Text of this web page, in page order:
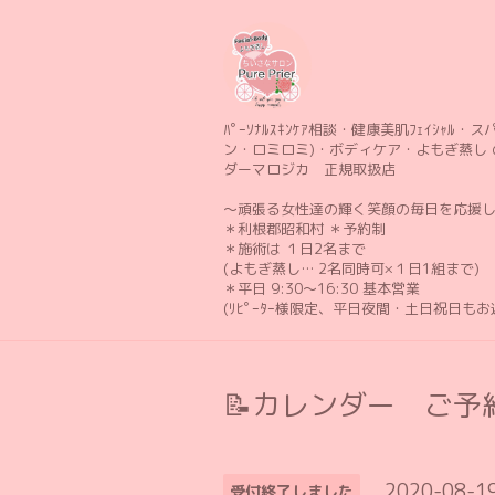
ﾊﾟｰｿﾅﾙｽｷﾝｹｱ相談・健康美肌ﾌｪｲｼｬﾙ・ス
ン・ロミロミ)・ボディケア・よもぎ蒸し
ダーマロジカ 正規取扱店
〜頑張る女性達の輝く笑顔の毎日を応援
＊利根郡昭和村 ＊予約制
＊施術は １日2名まで
(よもぎ蒸し… 2名同時可×１日1組まで)
＊平日 9:30〜16:30 基本営業
(ﾘﾋﾟｰﾀｰ様限定、平日夜間・土日祝日も
📝カレンダー ご予